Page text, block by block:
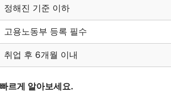
정해진 기준 이하
고용노동부 등록 필수
취업 후 6개월 이내
르게 알아보세요.